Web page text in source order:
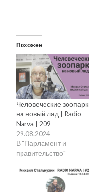
Похожее
Человеческие
на новый лад | Radio
Narva | 209
29.08.2024
В "Парламент и
правительство"